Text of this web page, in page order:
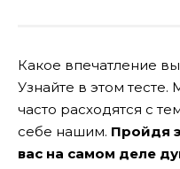
Какое впечатление
Узнайте в этом
часто расходятся с
себе нашим. Пройдя
вас на самом деле